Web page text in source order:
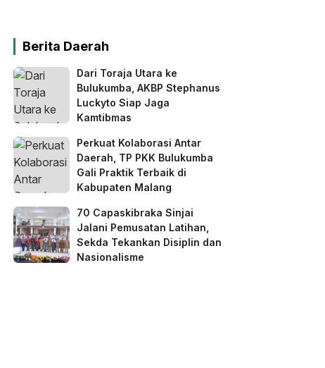
Berita Daerah
Dari Toraja Utara ke
Bulukumba, AKBP Stephanus
Luckyto Siap Jaga
Kamtibmas
Perkuat Kolaborasi Antar
Daerah, TP PKK Bulukumba
Gali Praktik Terbaik di
Kabupaten Malang
70 Capaskibraka Sinjai
Jalani Pemusatan Latihan,
Sekda Tekankan Disiplin dan
Nasionalisme